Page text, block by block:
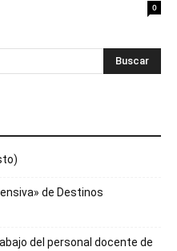
0
de Destinos
del personal docente de